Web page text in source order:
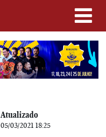
Atualizado
05/03/2021 18:25